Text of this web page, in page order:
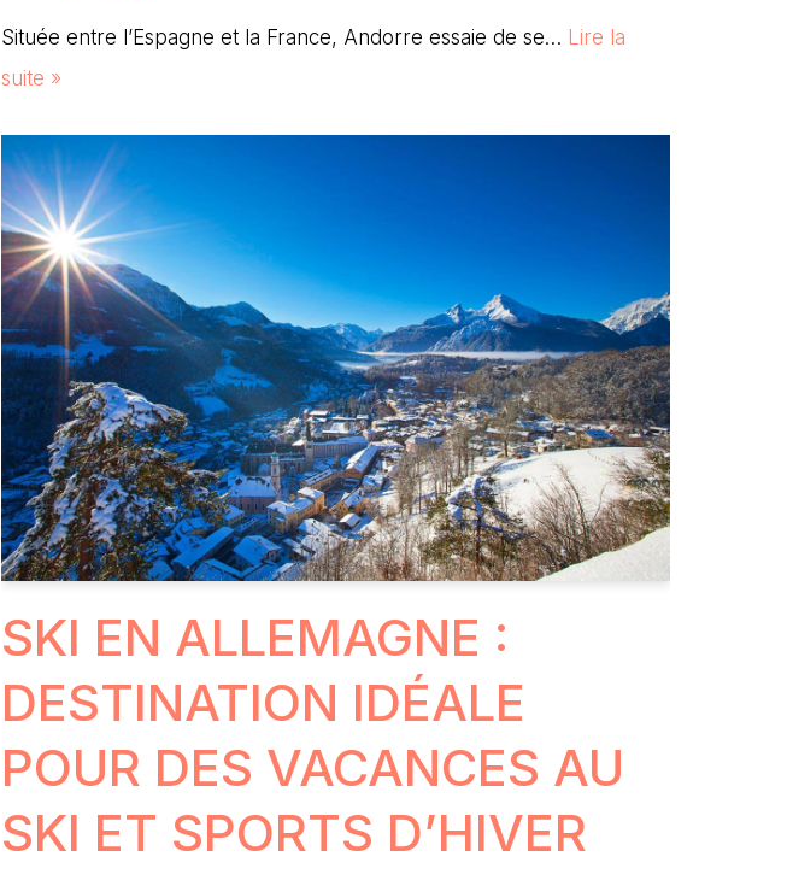
Située entre l’Espagne et la France, Andorre essaie de se… Lire la
suite »
SKI EN ALLEMAGNE :
DESTINATION IDÉALE
POUR DES VACANCES AU
SKI ET SPORTS D’HIVER